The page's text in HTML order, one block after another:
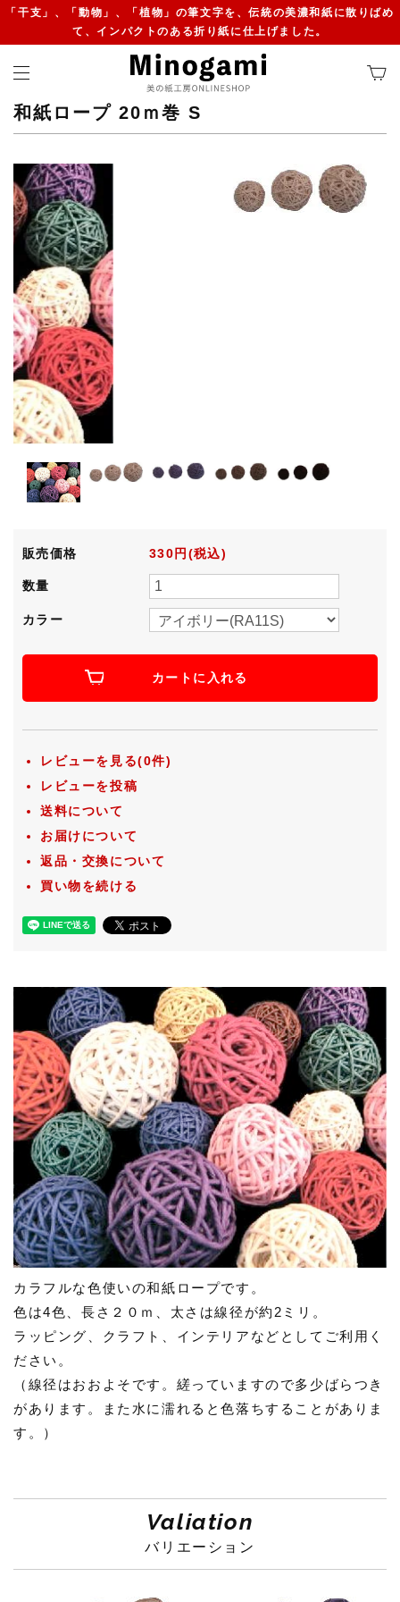
「干支」、「動物」、「植物」の筆文字を、伝統の美濃和紙に散りばめ
て、インパクトのある折り紙に仕上げました。
和紙ロープ 20ｍ巻 S
販売価格 330円(税込)
数量
カラー
カートに入れる
レビューを見る(0件)
レビューを投稿
送料について
お届けについて
返品・交換について
買い物を続ける
カラフルな色使いの和紙ロープです。
色は4色、長さ２０ｍ、太さは線径が約2ミリ。
ラッピング、クラフト、インテリアなどとしてご利用く
ださい。
（線径はおおよそです。縒っていますので多少ばらつき
があります。また水に濡れると色落ちすることがありま
す。）
Valiation
バリエーション